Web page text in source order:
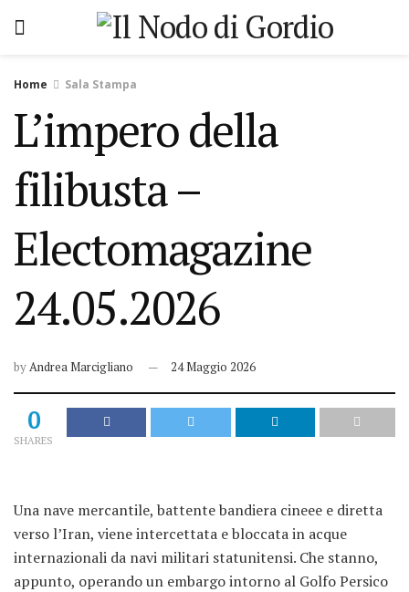
Home Sala Stampa
L’impero della
filibusta –
Electomagazine
24.05.2026
byAndrea Marcigliano 24 Maggio 2026
0
SHARES
Una nave mercantile, battente bandiera cineee e diretta
verso l’Iran, viene intercettata e bloccata in acque
internazionali da navi militari statunitensi. Che stanno,
appunto, operando un embargo intorno al Golfo Persico